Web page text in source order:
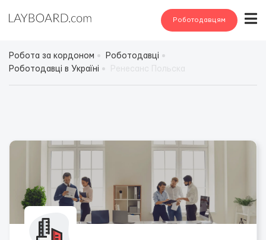
Роботодавцям
Робота за кордоном
Роботодавці
Роботодавці в Україні